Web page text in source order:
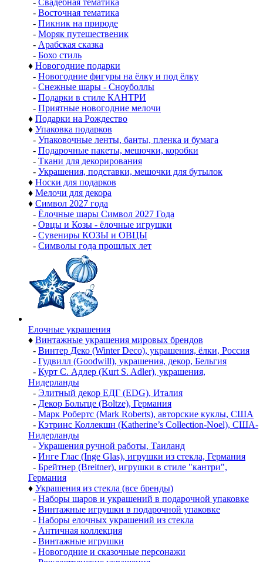
- Свадебная тематика
- Восточная тематика
- Пикник на природе
- Моряк путешественик
- Арабская сказка
- Бохо стиль
♦ Новогодние подарки
- Новогодние фигуры на ёлку и под ёлку
- Снежные шары - Сноуболлы
- Подарки в стиле КАНТРИ
- Приятные новогодние мелочи
♦ Подарки на Рождество
♦ Упаковка подарков
- Упаковочные ленты, банты, пленка и бумага
- Подарочные пакеты, мешочки, коробки
- Ткани для декорирования
- Украшения, подставки, мешочки для бутылок
♦ Носки для подарков
♦ Мелочи для декора
♦ Символ 2027 года
- Ёлочные шары Символ 2027 Года
- Овцы и Козы - ёлочные игрушки
- Сувениры КОЗЫ и ОВЦЫ
- Символы года прошлых лет
Елочные украшения
♦ Винтажные украшения мировых брендов
- Винтер Деко (Winter Deco), украшения, ёлки, Россия
- Гудвилл (Goodwill), украшения, декор, Бельгия
- Курт С. Адлер (Kurt S. Adler), украшения,
Нидерланды
- Элитный декор ЕДГ (EDG), Италия
- Декор Больтце (Boltze), Германия
- Марк Робертс (Mark Roberts), авторские куклы, США
- Кэтринс Коллекшн (Katherine’s Collection-Noel), США-
Нидерланды
- Украшения ручной работы, Таиланд
- Инге Глас (Inge Glas), игрушки из стекла, Германия
- Брейтнер (Breitner), игрушки в стиле "кантри",
Германия
♦ Украшения из стекла (все бренды)
- Наборы шаров и украшений в подарочной упаковке
- Винтажные игрушки в подарочной упаковке
- Наборы елочных украшений из стекла
- Античная коллекция
- Винтажные игрушки
- Новогодние и сказочные персонажи